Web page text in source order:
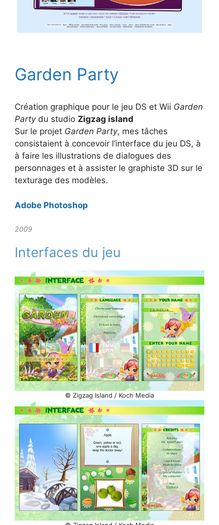
Garden Party
Création graphique pour le jeu DS et Wii Garden
Partydu studio Zigzag island
Sur le projet Garden Party, mes tâches
consistaient à concevoir l’interface du jeu DS, à
à faire les illustrations de dialogues des
personnages et à assister le graphiste 3D sur le
texturage des modèles.
Adobe Photoshop
2009
Interfaces du jeu
© Zigzag Island / Koch Media